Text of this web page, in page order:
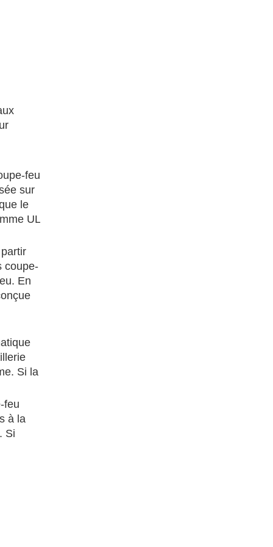
feu
sur
le
UL
coupe-
En
Si la
feu
à la
Si